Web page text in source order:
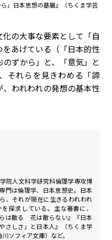
――日本思想の基層』（ちくま学芸
の大事な要素として「自
あげている（「日本的性
ずから」と、「意気」と
それらを見きわめる「諦
われわれの発想の基本性
院人文科学研究科倫理学専攻博
門は倫理学、日本思想史。日本
、それが現在に生きるわれわれ
探求している。主な著書に、
は散る 花は散らない』『日本
さしさ」と日本人』（ちくま学
ソフィア文庫）など。